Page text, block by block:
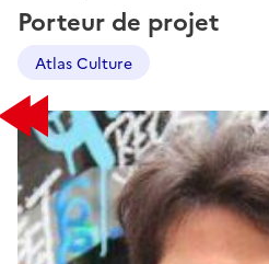
Porteur de projet
Atlas Culture